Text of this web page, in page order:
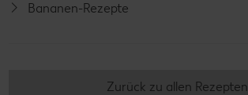
Bananen-Rezepte
Zurück zu allen Rezepten